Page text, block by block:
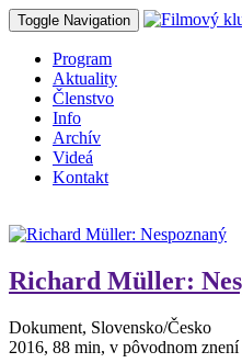
Toggle Navigation
Program
Aktuality
Členstvo
Info
Archív
Videá
Kontakt
Richard Müller:
Dokument, Slovensko/Česko
2016, 88 min, v pôvodnom